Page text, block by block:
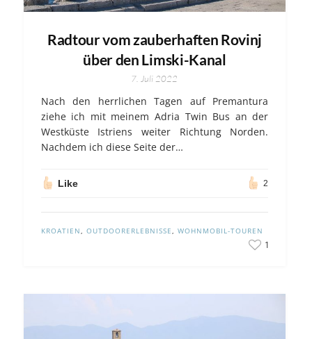
Radtour vom zauberhaften Rovinj
über den Limski-Kanal
7. Juli 2022
Nach den herrlichen Tagen auf Premantura
ziehe ich mit meinem Adria Twin Bus an der
Westküste Istriens weiter Richtung Norden.
Nachdem ich diese Seite der…
Like 2
KROATIEN, OUTDOORERLEBNISSE, WOHNMOBIL-TOUREN
1